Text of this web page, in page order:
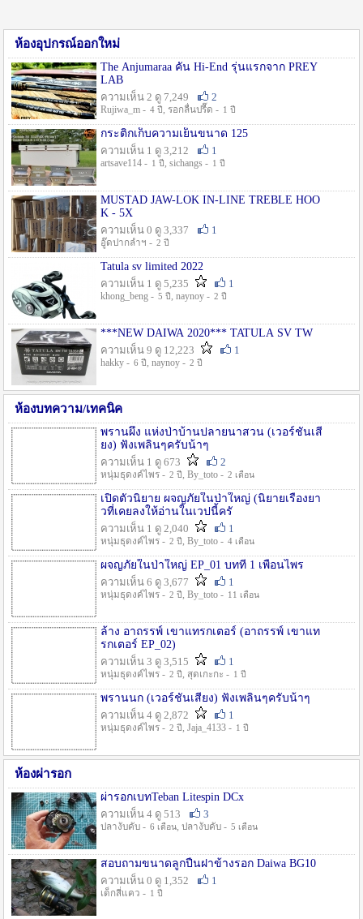
ห้องอุปกรณ์ออกใหม่
The Anjumaraa คัน Hi-End รุ่นแรกจาก PREY
LAB
ความเห็น 2 ดู 7,249
2
Rujiwa_m - 4 ปี , รอกลื่นปรื๊ด - 1 ปี
กระติกเก็บความเย็นขนาด 125
ความเห็น 1 ดู 3,212
1
artsave114 - 1 ปี , sichangs - 1 ปี
MUSTAD JAW-LOK IN-LINE TREBLE HOO
K - 5X
ความเห็น 0 ดู 3,337
1
อู๊ดปากลำฯ - 2 ปี
Tatula sv limited 2022
ความเห็น 1 ดู 5,235
1
khong_beng - 5 ปี , naynoy - 2 ปี
***NEW DAIWA 2020*** TATULA SV TW
ความเห็น 9 ดู 12,223
1
hakky - 6 ปี , naynoy - 2 ปี
ห้องบทความ/เทคนิค
พรานผึ้ง แห่งป่าบ้านปลายนาสวน (เวอร์ชั่นเสี
ยง) ฟังเพลินๆครับน้าๆ
ความเห็น 1 ดู 673
2
หนุ่มธุดงค์ไพร - 2 ปี , By_toto - 2 เดือน
เปิดตัวนิยาย ผจญภัยในป่าใหญ่ (นิยายเรื่องยา
วที่เคยลงให้อ่านในเวปนี้ครั
ความเห็น 1 ดู 2,040
1
หนุ่มธุดงค์ไพร - 2 ปี , By_toto - 4 เดือน
ผจญภัยในป่าใหญ่ EP_01 บทที่ 1 เพื่อนไพร
ความเห็น 6 ดู 3,677
1
หนุ่มธุดงค์ไพร - 2 ปี , By_toto - 11 เดือน
ล้าง อาถรรพ์ เขาแทรกเตอร์ (อาถรรพ์ เขาแท
รกเตอร์ EP_02)
ความเห็น 3 ดู 3,515
1
หนุ่มธุดงค์ไพร - 2 ปี , สุดเกะกะ - 1 ปี
พรานนก (เวอร์ชั่นเสียง) ฟังเพลินๆครับน้าๆ
ความเห็น 4 ดู 2,872
1
หนุ่มธุดงค์ไพร - 2 ปี , Jaja_4133 - 1 ปี
ห้องผ่ารอก
ผ่ารอกเบทTeban Litespin DCx
ความเห็น 4 ดู 513
3
ปลางับคับ - 6 เดือน, ปลางับคับ - 5 เดือน
สอบถามขนาดลูกปืนฝาข้างรอก Daiwa BG10
ความเห็น 0 ดู 1,352
1
เด็กสี่แคว - 1 ปี